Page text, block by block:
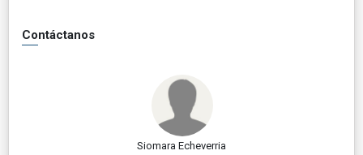
Contáctanos
Siomara Echeverria